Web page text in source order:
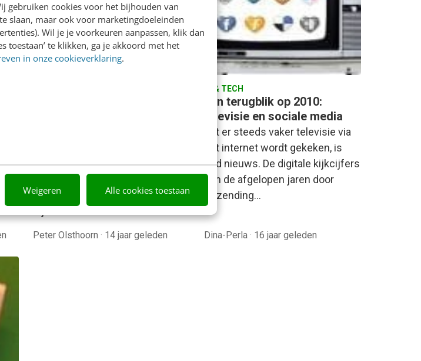
gebruiken cookies voor het bijhouden van
slaan, maar ook voor marketingdoeleinden
Wil je je voorkeuren aanpassen, klik dan
toestaan’ te klikken, ga je akkoord met het
in onze cookieverklaring.
Weigeren Alle cookies toestaan
ondernemers en experts
geïnterviewd over toepassingen
rondom het tweede scherm. Wat
Peter Olsthoorn · 14 jaar geleden
AI & TECH
Een terugblik op 2010:
televisie en sociale media
Dat er steeds vaker televisie via
het internet wordt gekeken, is
oud nieuws. De digitale kijkcijfers
zijn de afgelopen jaren door
Uitzending…
Dina-Perla · 16 jaar geleden